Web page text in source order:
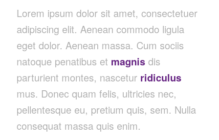
Lorem ipsum dolor sit amet, consectetuer
adipiscing elit. Aenean commodo ligula
eget dolor. Aenean massa. Cum sociis
natoque penatibus et magnisdis
parturient montes, nascetur ridiculus
mus. Donec quam felis, ultricies nec,
pellentesque eu, pretium quis, sem. Nulla
consequat massa quis enim.